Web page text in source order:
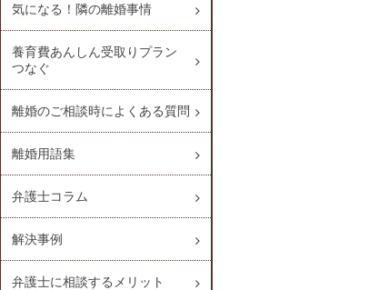
気になる！隣の離婚事情
養育費あんしん受取りプラン
つなぐ
離婚のご相談時によくある質問
離婚用語集
弁護士コラム
解決事例
弁護士に相談するメリット